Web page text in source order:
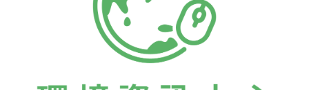
交通流量極少，公路局以疏解雪季交通流量為由拓寬道
路，實在缺乏說服力。尤其在世界潮流都走向生物多樣性
的概念，台灣仍在以無謂的工程破壞生態環境。而不當的
道路拓寬除了環境受到無可彌補的傷害之外，也有浪費公